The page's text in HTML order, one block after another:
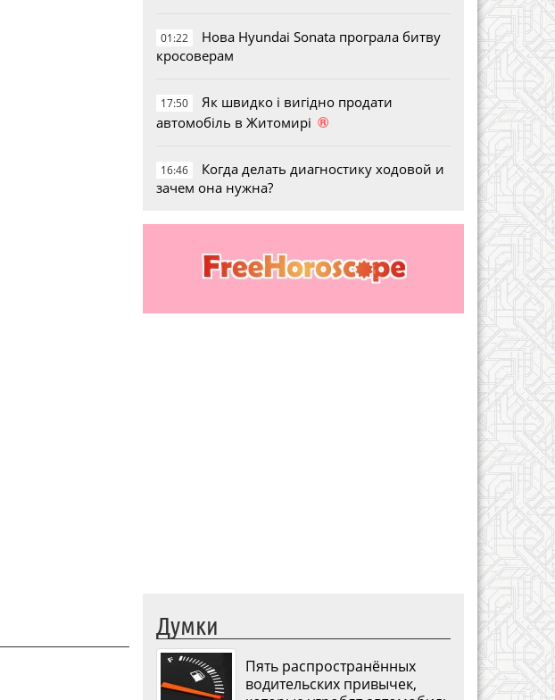
01:22
Нова Hyundai Sonata програла битву
кросоверам
17:50
Як швидко і вигідно продати
автомобіль в Житомирі ®
16:46
Когда делать диагностику ходовой и
зачем она нужна?
Думки
Пять распространённых
водительских привычек,